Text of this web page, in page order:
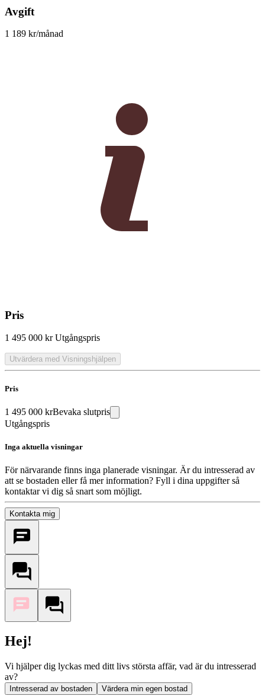
Avgift
1 189 kr/månad
Pris
1 495 000 kr Utgångspris
Utvärdera med Visningshjälpen
Pris
1 495 000 krBevaka slutpris
Utgångspris
Inga aktuella visningar
För närvarande finns inga planerade visningar. Är du intresserad av
att se bostaden eller få mer information? Fyll i dina uppgifter så
kontaktar vi dig så snart som möjligt.
Kontakta mig
Hej!
Vi hjälper dig lyckas med ditt livs största affär, vad är du intresserad
av?
Intresserad av bostaden Värdera min egen bostad